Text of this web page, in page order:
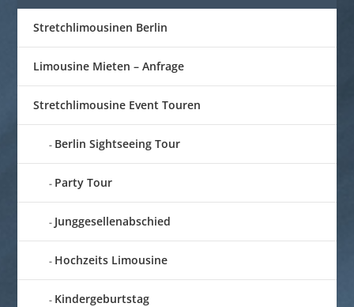
Stretchlimousinen Berlin
Limousine Mieten – Anfrage
Stretchlimousine Event Touren
Berlin Sightseeing Tour
Party Tour
Junggesellenabschied
Hochzeits Limousine
Kindergeburtstag